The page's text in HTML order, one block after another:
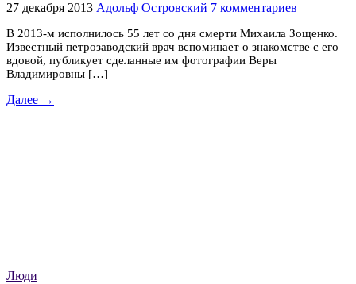
27 декабря 2013 Адольф Островский 7 комментариев
В 2013-м исполнилось 55 лет со дня смерти Михаила Зощенко.
Известный петрозаводский врач вспоминает о знакомстве с его
вдовой, публикует сделанные им фотографии Веры
Владимировны […]
Далее →
Люди